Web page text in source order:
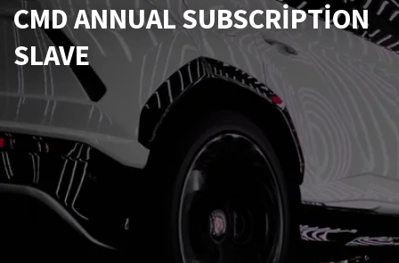
CMD ANNUAL SUBSCRIPTION
SLAVE